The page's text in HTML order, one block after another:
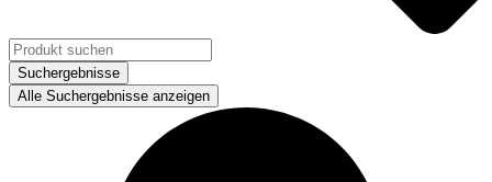
Suchergebnisse
Alle Suchergebnisse anzeigen